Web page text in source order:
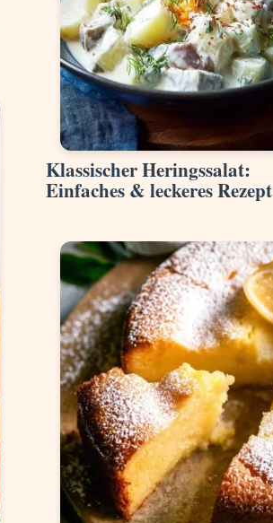
Klassischer Heringssalat:
Einfaches & leckeres Rezept